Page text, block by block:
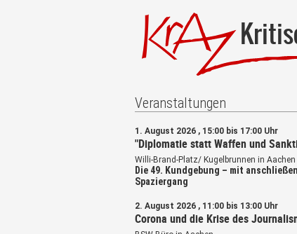
Veranstaltungen
1. August 2026 , 15:00 bis 17:00 Uhr
"Diplomatie statt Waffen und
Willi-Brand-Platz/ Kugelbrunnen in Aachen
Die 49. Kundgebung – mit
Spaziergang
2. August 2026 , 11:00 bis 13:00 Uhr
Corona und die Krise des